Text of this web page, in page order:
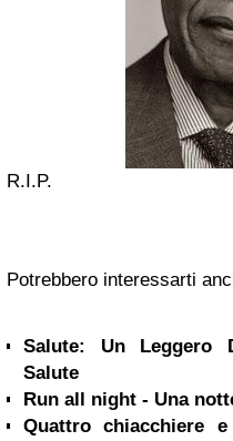
R.I.P.
Potrebbero interessarti
Salute: Un Leggero
Salute
Run all night - Una
Quattro chiacchiere